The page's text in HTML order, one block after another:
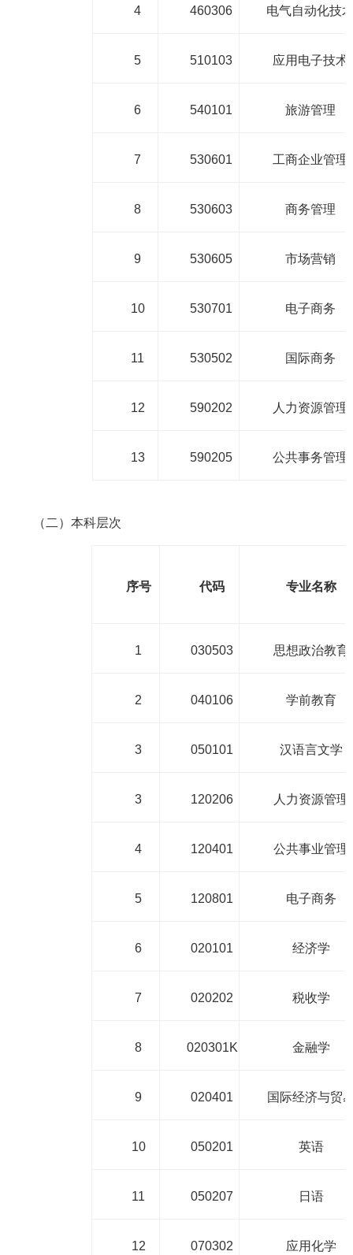
4 460306 电气自动化技
5 510103 应用电子技术
6 540101 旅游管理
7 530601 工商企业管理
8 530603 商务管理
9 530605 市场营销
10 530701 电子商务
11 530502 国际商务
12 590202 人力资源管理
13 590205 公共事务管理
（二）本科层次
序号 代码 专业名称
1 030503 思想政治教育
2 040106 学前教育
3 050101 汉语言文学
3 120206 人力资源管理
4 120401 公共事业管理
5 120801 电子商务
6 020101 经济学
7 020202 税收学
8 020301K 金融学
9 020401 国际经济与贸
10 050201 英语
11 050207 日语
12 070302 应用化学